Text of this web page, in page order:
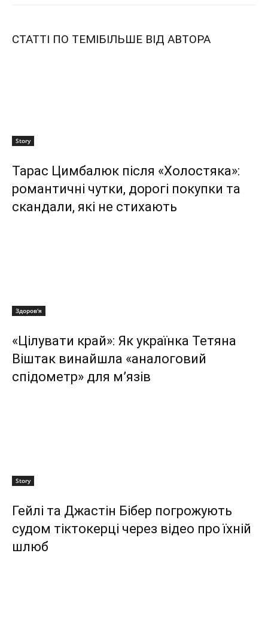
СТАТТІ ПО ТЕМІБІЛЬШЕ ВІД АВТОРА
Story
Тарас Цимбалюк після «Холостяка»:
романтичні чутки, дорогі покупки та
скандали, які не стихають
Здоров'я
«Цілувати край»: Як українка Тетяна
Віштак винайшла «аналоговий
спідометр» для м’язів
Story
Гейлі та Джастін Бібер погрожують
судом тіктокерці через відео про їхній
шлюб